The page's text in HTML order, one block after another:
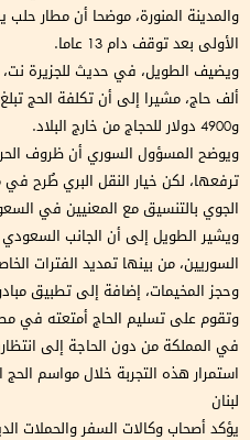
والمدينة المنورة، موضحا أن مطار
الأولى بعد توقف دام 13 عاما.
و4900 دولار للحجاج من خارج البلاد.
ويوضح المسؤول السوري أن ظروف
ترفعها، لكن خيار النقل البري طُرح في
الجوي بالتنسيق مع المعنيين في
ويشير الطويل إلى أن الجانب
السوريين، من بينها تمديد الفترات
وحجز المخيمات، إضافة إلى تطبيق
وتقوم على تسليم الحاج أمتعته في
في المملكة من دون الحاجة إلى
استمرار هذه التجربة خلال مواسم الحج
لبنان
يؤكد أصحاب وكالات السفر والحملات